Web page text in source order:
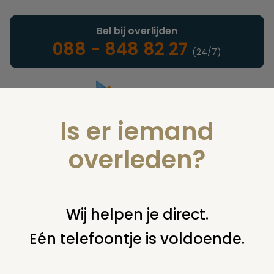
Landelijke uitvaartonderneming
Bel bij overlijden
088 - 848 82 27 (24/7)
U bent hier: home nieuws & agenda nieuws lichaam
donor ontleed tijdens show in hotel
Is er iemand
overleden?
Wij helpen je direct.
Eén telefoontje is voldoende.